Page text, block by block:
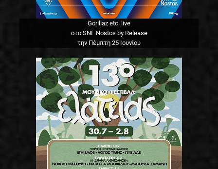
Gorillaz etc. live
στο SNF Nostos by Release
την Πέμπτη 25 Ιουνίου